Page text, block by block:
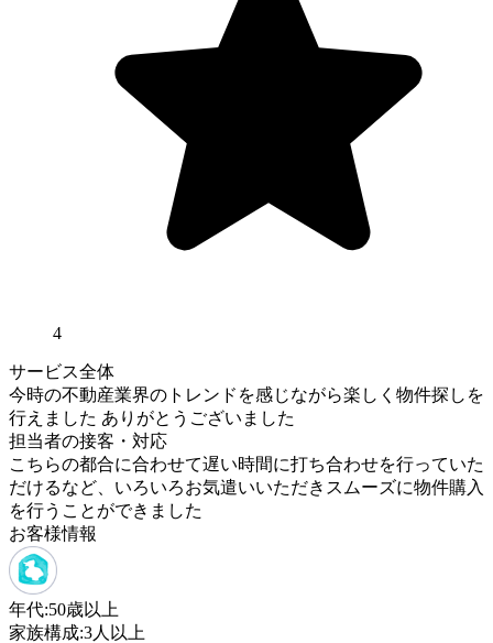
4
サービス全体
今時の不動産業界のトレンドを感じながら楽しく物件探しを
行えました ありがとうございました
担当者の接客・対応
こちらの都合に合わせて遅い時間に打ち合わせを行っていた
だけるなど、いろいろお気遣いいただきスムーズに物件購入
を行うことができました
お客様情報
年代:50歳以上
家族構成:3人以上